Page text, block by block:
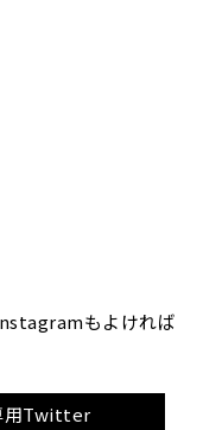
もよければ
用Twitter